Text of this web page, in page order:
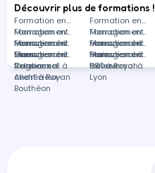
Découvrir plus de formations !
Formation en
Management
transversal à
Caen
Formation en
Management
transversal à
Paris
Formation en
Management
transversal à
Cugnaux
Formation en
Management
transversal à
Bièvres
Formation en
Management
transversal à
Andrézieux-
Bouthéon
Formation en
Management
transversal à
Lyon
Formation en
Relationnel
client à Royan
Formation en
SST à Royan